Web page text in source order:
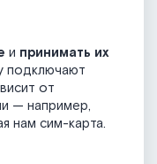
и принимать их
подключают
от
— например,
нам сим-карта.